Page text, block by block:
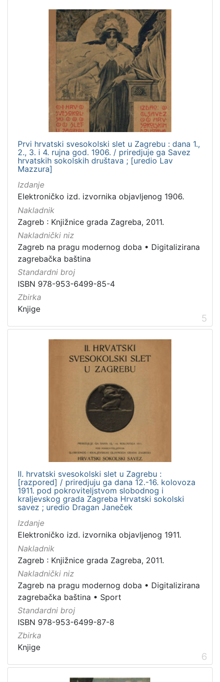
Prvi hrvatski svesokolski slet u Zagrebu : dana 1.,
2., 3. i 4. rujna god. 1906. / priredjuje ga Savez
hrvatskih sokolskih društava ; [uredio Lav
Mazzura]
Izdanje
Elektroničko izd. izvornika objavljenog 1906.
Nakladnik
Zagreb : Knjižnice grada Zagreba, 2011.
Nakladnički niz
Zagreb na pragu modernog doba • Digitalizirana
zagrebačka baština
Standardni broj
ISBN 978-953-6499-85-4
Zbirka
Knjige
5
II. hrvatski svesokolski slet u Zagrebu :
[razpored] / priredjuju ga dana 12.-16. kolovoza
1911. pod pokroviteljstvom slobodnog i
kraljevskog grada Zagreba Hrvatski sokolski
savez ; uredio Dragan Janeček
Izdanje
Elektroničko izd. izvornika objavljenog 1911.
Nakladnik
Zagreb : Knjižnice grada Zagreba, 2011.
Nakladnički niz
Zagreb na pragu modernog doba • Digitalizirana
zagrebačka baština • Sport
Standardni broj
ISBN 978-953-6499-87-8
Zbirka
Knjige
6